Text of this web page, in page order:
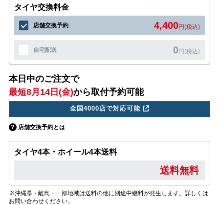
タイヤ交換料金
店舗交換予約 4,400円(税込)
自宅配送 0円(税込)
本日中のご注文で
最短8月14日(金)から取付予約可能
全国4000店で対応可能
店舗交換予約とは
タイヤ4本・ホイール4本送料
送料無料
※沖縄県・離島・一部地域は送料の他に別途中継料が発生します。詳しくは
お問い合わせください。